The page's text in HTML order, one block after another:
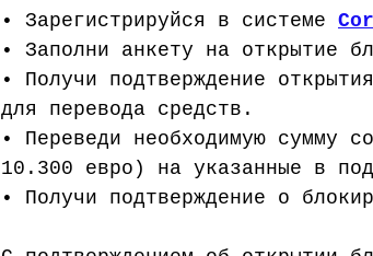
• Зарегистрируйся в системе
• Заполни анкету на открытие
• Получи подтверждение
для перевода средств.
• Переведи необходимую сумму
10.300 евро) на указанные в
• Получи подтверждение о